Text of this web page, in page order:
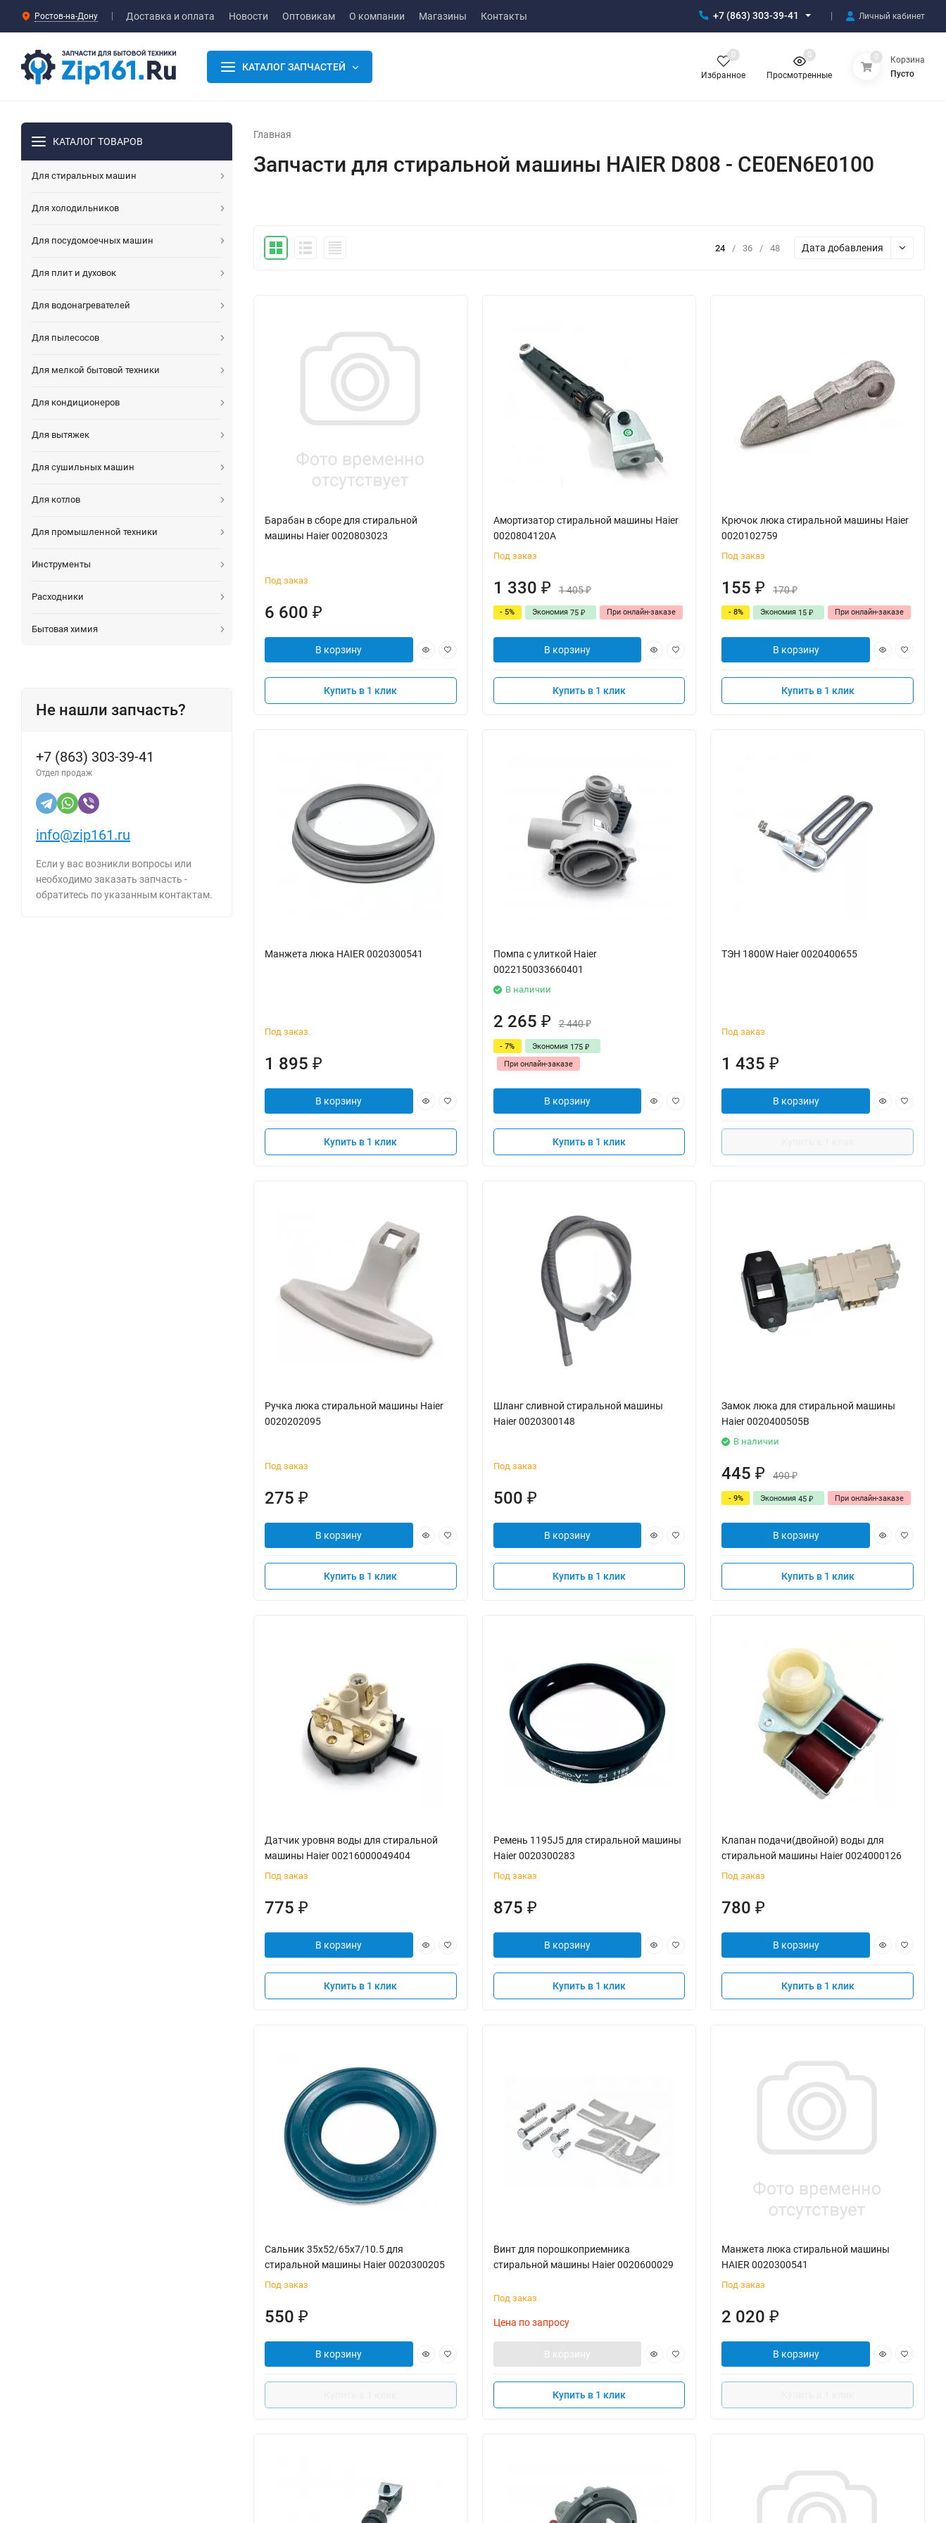
Ростов-на-Дону Доставка и оплата Новости Оптовикам О компании Магазины Контакты +7 (863) 303-39-41 Личный кабинет
КАТАЛОГ ЗАПЧАСТЕЙ
Избранное
0
Просмотренные
0 0
Корзина
Пусто
КАТАЛОГ ТОВАРОВ
Для стиральных машин
Для холодильников
Для посудомоечных машин
Для плит и духовок
Для водонагревателей
Для пылесосов
Для мелкой бытовой техники
Для кондиционеров
Для вытяжек
Для сушильных машин
Для котлов
Для промышленной техники
Инструменты
Расходники
Бытовая химия
Не нашли запчасть?
+7 (863) 303-39-41
Отдел продаж
info@zip161.ru
Если у вас возникли вопросы или
необходимо заказать запчасть -
обратитесь по указанным контактам.
Главная
Запчасти для стиральной машины HAIER D808 - CE0EN6E0100
24 / 36 / 48 Дата добавления
Барабан в сборе для стиральной
машины Haier 0020803023
Под заказ
6 600 ₽
В корзину
Купить в 1 клик
Амортизатор стиральной машины Haier
0020804120A
Под заказ
1 330 ₽ 1 405₽
- 5% Экономия 75 ₽ При онлайн-заказе
В корзину
Купить в 1 клик
Крючок люка стиральной машины Haier
0020102759
Под заказ
155₽ 170₽
- 8% Экономия 15₽ При онлайн-заказе
В корзину
Купить в 1 клик
Манжета люка HAIER 0020300541
Под заказ
1 895 ₽
В корзину
Купить в 1 клик
Помпа с улиткой Haier
0022150033660401
В наличии
2 265 ₽ 2 440₽
- 7% Экономия 175 ₽
При онлайн-заказе
В корзину
Купить в 1 клик
ТЭН 1800W Haier 0020400655
Под заказ
1 435₽
В корзину
Ручка люка стиральной машины Haier
0020202095
Под заказ
275 ₽
В корзину
Купить в 1 клик
Шланг сливной стиральной машины
Haier 0020300148
Под заказ
500 ₽
В корзину
Купить в 1 клик
Замок люка для стиральной машины
Haier 0020400505B
В наличии
445₽ 490₽
- 9% Экономия45₽ При онлайн-заказе
В корзину
Купить в 1 клик
Датчик уровня воды для стиральной
машины Haier 00216000049404
Под заказ
775 ₽
В корзину
Купить в 1 клик
Ремень 1195J5 для стиральной машины
Haier 0020300283
Под заказ
875 ₽
В корзину
Купить в 1 клик
Клапан подачи(двойной) воды для
стиральной машины Haier 0024000126
Под заказ
780₽
В корзину
Купить в 1 клик
Сальник 35x52/65x7/10.5 для
стиральной машины Haier 0020300205
Под заказ
550 ₽
В корзину
Винт для порошкоприемника
стиральной машины Haier 0020600029
Под заказ
Цена по запросу
В корзину
Купить в 1 клик
Манжета люка стиральной машины
HAIER 0020300541
Под заказ
2 020₽
В корзину